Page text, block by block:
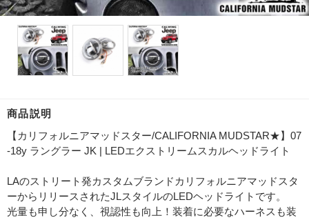
商品説明
【カリフォルニアマッドスター/CALIFORNIA MUDSTAR★】07
-18y ラングラー JK | LEDエクストリームスカルヘッドライト
LAのストリート発カスタムブランドカリフォルニアマッドスタ
ーからリリースされたJLスタイルのLEDヘッドライトです。
光量も申し分なく、視認性も向上！装着に必要なハーネスも装